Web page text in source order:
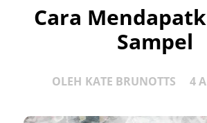
Cara
Sampel
OLEH KATE BRUNOTTS 4